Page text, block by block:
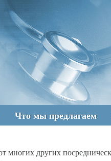
Что мы предлагаем
многих других